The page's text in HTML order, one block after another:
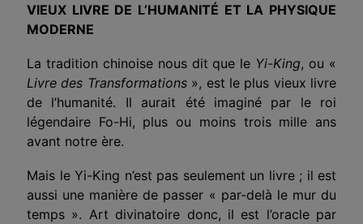
VIEUX LIVRE DE L’HUMANITÉ ET LA PHYSIQUE
MODERNE
La tradition chinoise nous dit que le Yi-King, ou «
Livre des Transformations», est le plus vieux livre
de l’humanité. Il aurait été imaginé par le roi
légendaire Fo-Hi, plus ou moins trois mille ans
avant notre ère.
Mais le Yi-King n’est pas seulement un livre ; il est
aussi une manière de passer « par-delà le mur du
temps ». Art divinatoire donc, il est l’oracle par